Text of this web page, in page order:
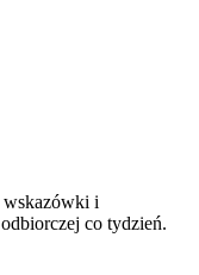
wskazówki i
co tydzień.